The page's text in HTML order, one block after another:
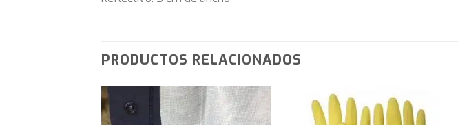
PRODUCTOS RELACIONADOS